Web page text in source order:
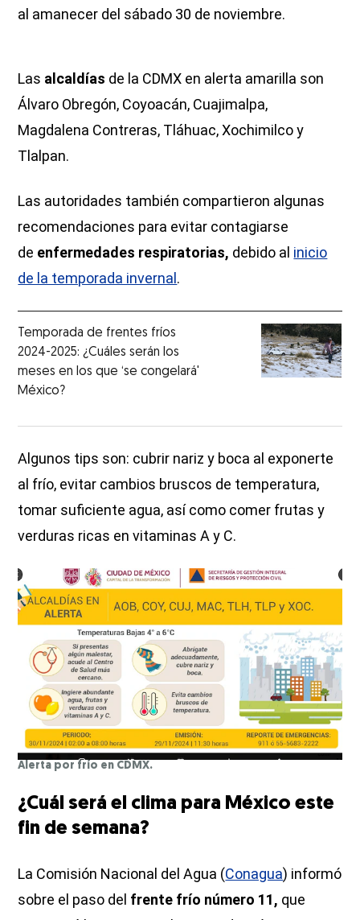
al amanecer del sábado 30 de noviembre.
Las alcaldías de la CDMX en alerta amarilla son
Álvaro Obregón, Coyoacán, Cuajimalpa,
Magdalena Contreras, Tláhuac, Xochimilco y
Tlalpan.
Las autoridades también compartieron algunas
recomendaciones para evitar contagiarse
de enfermedades respiratorias, debido al inicio
de la temporada invernal.
Temporada de frentes fríos
2024-2025: ¿Cuáles serán los
meses en los que ‘se congelará'
México?
Algunos tips son: cubrir nariz y boca al exponerte
al frío, evitar cambios bruscos de temperatura,
tomar suficiente agua, así como comer frutas y
verduras ricas en vitaminas A y C.
Alerta por frío en CDMX.
¿Cuál será el clima para México este
fin de semana?
La Comisión Nacional del Agua (Conagua) informó
sobre el paso del frente frío número 11, que